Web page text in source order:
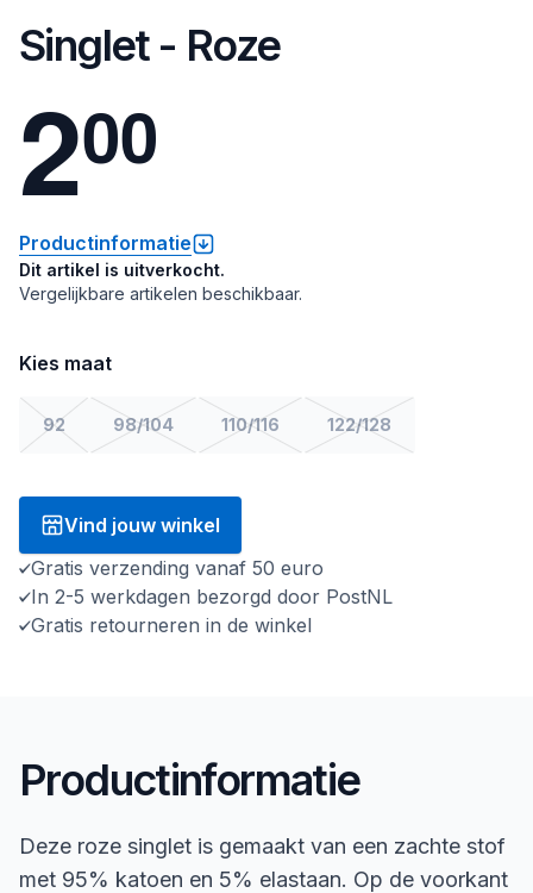
Singlet - Roze
200
Productinformatie
Dit artikel is uitverkocht.
Vergelijkbare artikelen beschikbaar.
Kies maat
92 98/104 110/116 122/128
Vind jouw winkel
Gratis verzending vanaf 50 euro
In 2-5 werkdagen bezorgd door PostNL
Gratis retourneren in de winkel
Productinformatie
Deze roze singlet is gemaakt van een zachte stof
met 95% katoen en 5% elastaan. Op de voorkant